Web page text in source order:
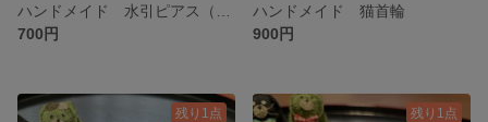
700円
ハンドメイド 猫首輪
900円
残り1点 残り1点